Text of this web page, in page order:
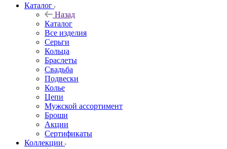
Каталог
Назад
Каталог
Все изделия
Серьги
Кольца
Браслеты
Свадьба
Подвески
Колье
Цепи
Мужской ассортимент
Броши
Акции
Сертификаты
Коллекции